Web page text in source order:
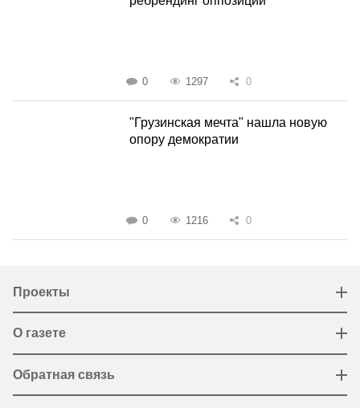
0 1297 0
"Грузинская мечта" нашла новую
опору демократии
0 1216 0
Проекты
О газете
Обратная связь